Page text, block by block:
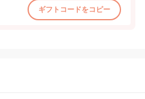
ギフトコードをコピー